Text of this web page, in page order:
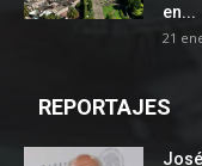
en...
21
REPORTAJES